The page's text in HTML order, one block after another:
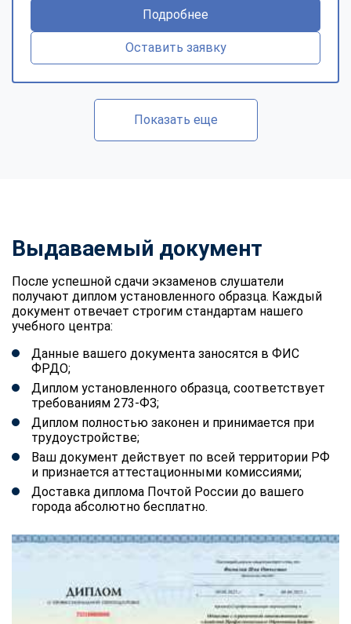
Подробнее
Оставить заявку
Показать еще
Выдаваемый документ
После успешной сдачи экзаменов слушатели
получают диплом установленного образца. Каждый
документ отвечает строгим стандартам нашего
учебного центра:
Данные вашего документа заносятся в ФИС
ФРДО;
Диплом установленного образца, соответствует
требованиям 273-ФЗ;
Диплом полностью законен и принимается при
трудоустройстве;
Ваш документ действует по всей территории РФ
и признается аттестационными комиссиями;
Доставка диплома Почтой России до вашего
города абсолютно бесплатно.